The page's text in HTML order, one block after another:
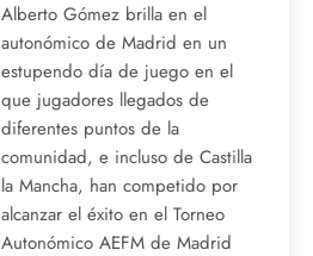
Alberto Gómez brilla en el
autonómico de Madrid en un
estupendo día de juego en el
que jugadores llegados de
diferentes puntos de la
comunidad, e incluso de Castilla
la Mancha, han competido por
alcanzar el éxito en el Torneo
Autonómico AEFM de Madrid